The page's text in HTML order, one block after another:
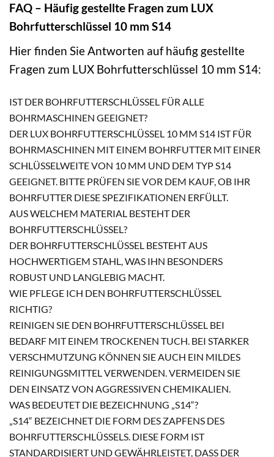
FAQ – Häufig gestellte Fragen zum LUX
Bohrfutterschlüssel 10 mm S14
Hier finden Sie Antworten auf häufig gestellte
Fragen zum LUX Bohrfutterschlüssel 10 mm S14:
IST DER BOHRFUTTERSCHLÜSSEL FÜR ALLE
BOHRMASCHINEN GEEIGNET?
DER LUX BOHRFUTTERSCHLÜSSEL 10 MM S14 IST FÜR
BOHRMASCHINEN MIT EINEM BOHRFUTTER MIT EINER
SCHLÜSSELWEITE VON 10 MM UND DEM TYP S14
GEEIGNET. BITTE PRÜFEN SIE VOR DEM KAUF, OB IHR
BOHRFUTTER DIESE SPEZIFIKATIONEN ERFÜLLT.
AUS WELCHEM MATERIAL BESTEHT DER
BOHRFUTTERSCHLÜSSEL?
DER BOHRFUTTERSCHLÜSSEL BESTEHT AUS
HOCHWERTIGEM STAHL, WAS IHN BESONDERS
ROBUST UND LANGLEBIG MACHT.
WIE PFLEGE ICH DEN BOHRFUTTERSCHLÜSSEL
RICHTIG?
REINIGEN SIE DEN BOHRFUTTERSCHLÜSSEL BEI
BEDARF MIT EINEM TROCKENEN TUCH. BEI STARKER
VERSCHMUTZUNG KÖNNEN SIE AUCH EIN MILDES
REINIGUNGSMITTEL VERWENDEN. VERMEIDEN SIE
DEN EINSATZ VON AGGRESSIVEN CHEMIKALIEN.
WAS BEDEUTET DIE BEZEICHNUNG „S14“?
„S14“ BEZEICHNET DIE FORM DES ZAPFENS DES
BOHRFUTTERSCHLÜSSELS. DIESE FORM IST
STANDARDISIERT UND GEWÄHRLEISTET, DASS DER